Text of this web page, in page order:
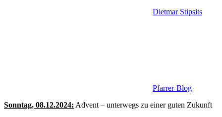
Dietmar Stipsits
Pfarrer-Blog
Sonntag, 08.12.2024: Advent – unterwegs zu einer guten Zukunft